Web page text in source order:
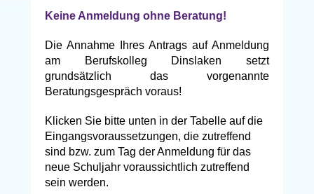
Keine Anmeldung ohne Beratung!
Die Annahme Ihres Antrags auf Anmeldung
am Berufskolleg Dinslaken setzt
grundsätzlich das vorgenannte
Beratungsgespräch voraus!
Klicken Sie bitte unten in der Tabelle auf die
Eingangsvoraussetzungen, die zutreffend
sind bzw. zum Tag der Anmeldung für das
neue Schuljahr voraussichtlich zutreffend
sein werden.